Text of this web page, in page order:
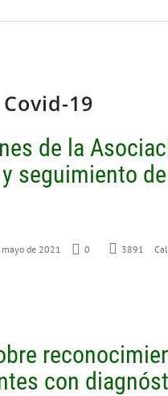
19
de la
seguimiento
de 2021 0 3891
con